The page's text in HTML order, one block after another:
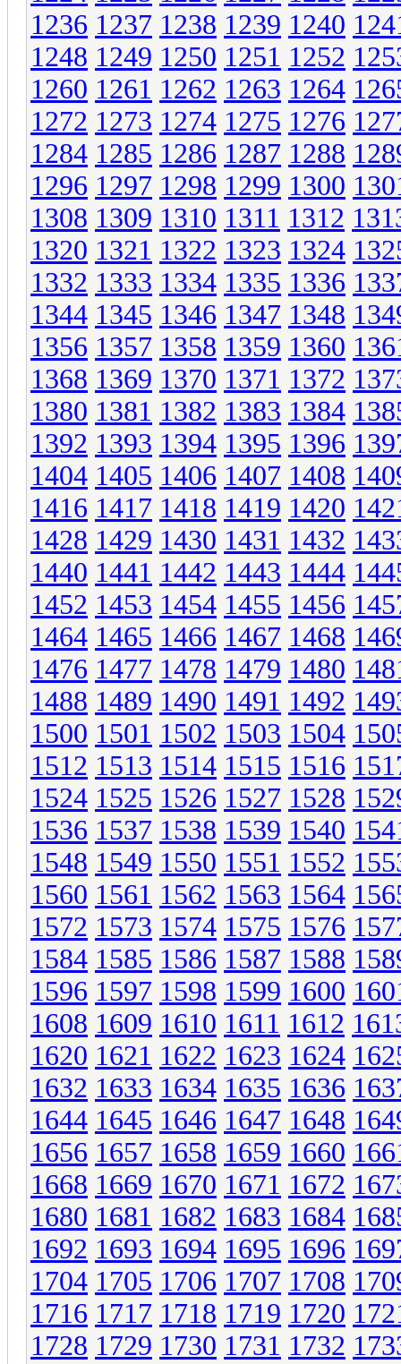
1236 1237 1238 1239 1240
1248 1249 1250 1251 1252
1260 1261 1262 1263 1264
1272 1273 1274 1275 1276
1284 1285 1286 1287 1288
1296 1297 1298 1299 1300
1308 1309 1310 1311 1312
1320 1321 1322 1323 1324
1332 1333 1334 1335 1336
1344 1345 1346 1347 1348
1356 1357 1358 1359 1360
1368 1369 1370 1371 1372
1380 1381 1382 1383 1384
1392 1393 1394 1395 1396
1404 1405 1406 1407 1408
1416 1417 1418 1419 1420
1428 1429 1430 1431 1432
1440 1441 1442 1443 1444
1452 1453 1454 1455 1456
1464 1465 1466 1467 1468
1476 1477 1478 1479 1480
1488 1489 1490 1491 1492
1500 1501 1502 1503 1504
1512 1513 1514 1515 1516
1524 1525 1526 1527 1528
1536 1537 1538 1539 1540
1548 1549 1550 1551 1552
1560 1561 1562 1563 1564
1572 1573 1574 1575 1576
1584 1585 1586 1587 1588
1596 1597 1598 1599 1600
1608 1609 1610 1611 1612
1620 1621 1622 1623 1624
1632 1633 1634 1635 1636
1644 1645 1646 1647 1648
1656 1657 1658 1659 1660
1668 1669 1670 1671 1672
1680 1681 1682 1683 1684
1692 1693 1694 1695 1696
1704 1705 1706 1707 1708
1716 1717 1718 1719 1720
1728 1729 1730 1731 1732